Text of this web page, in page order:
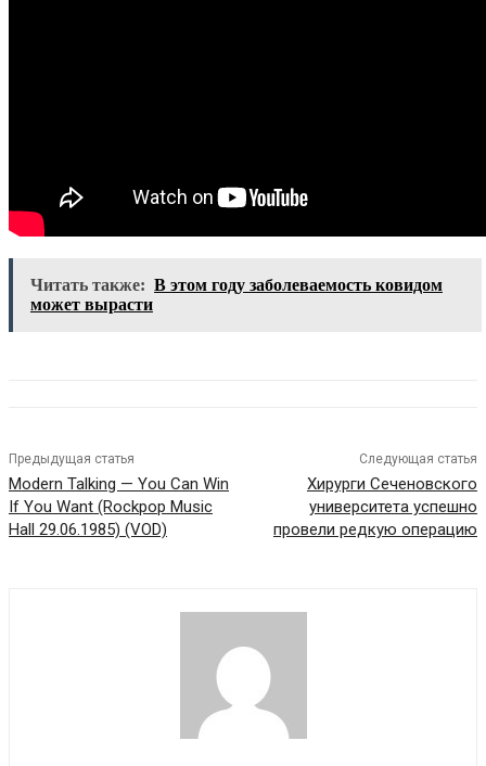
Читать также: В этом году заболеваемость ковидом
может вырасти
Предыдущая статья
Modern Talking — You Can Win
If You Want (Rockpop Music
Hall 29.06.1985) (VOD)
Следующая статья
Хирурги Сеченовского
университета успешно
провели редкую операцию